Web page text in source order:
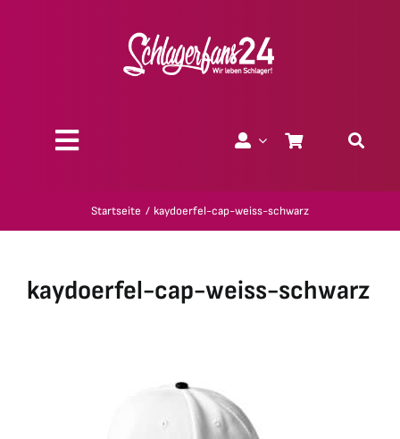
Toggle
Startseite kaydoerfel-cap-weiss-schwarz
kaydoerfel-cap-weiss-schwarz